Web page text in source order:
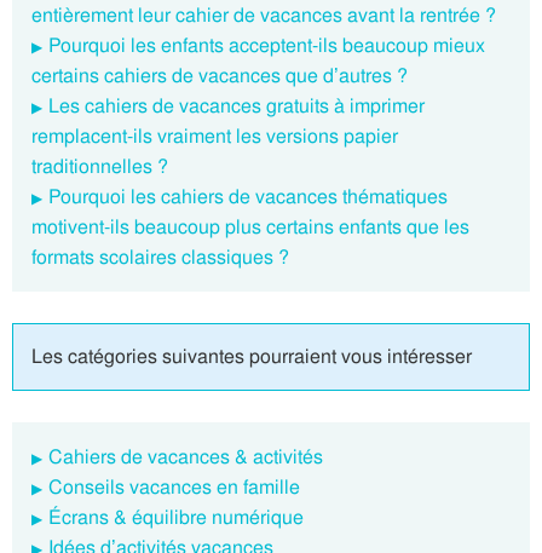
entièrement leur cahier de vacances avant la rentrée ?
Pourquoi les enfants acceptent-ils beaucoup mieux
certains cahiers de vacances que d’autres ?
Les cahiers de vacances gratuits à imprimer
remplacent-ils vraiment les versions papier
traditionnelles ?
Pourquoi les cahiers de vacances thématiques
motivent-ils beaucoup plus certains enfants que les
formats scolaires classiques ?
Les catégories suivantes pourraient vous intéresser
Cahiers de vacances & activités
Conseils vacances en famille
Écrans & équilibre numérique
Idées d’activités vacances